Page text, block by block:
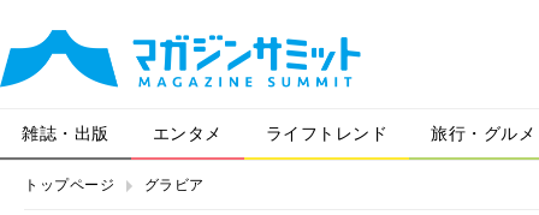
雑誌・出版 エンタメ ライフトレンド 旅行・グルメ
トップページ グラビア